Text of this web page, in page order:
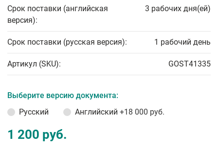
Срок поставки (английская
версия):
3 рабочих дня(ей)
Срок поставки (русская версия): 1 рабочий день
Артикул (SKU): GOST41335
Выберите версию документа:
Русский
Английский +18 000 руб.
1 200 руб.